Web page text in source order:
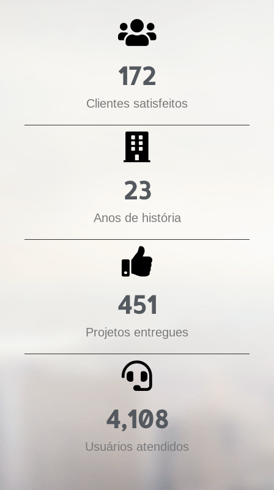
Clientes satisfeitos
172
Anos de história
23
Projetos entregues
451
Usuários atendidos
4,108